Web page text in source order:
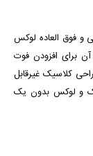
و فوق العاده لوکس
آن برای افزودن فوت
کلاسیک غیرقابل
و لوکس بدون یک